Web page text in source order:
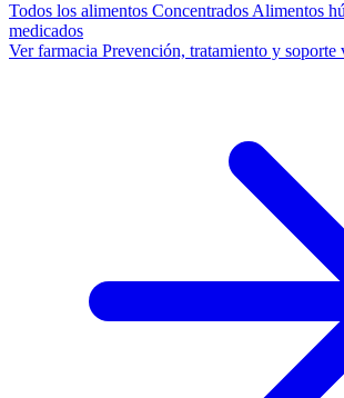
Todos los alimentos Concentrados Alimentos
medicados
Ver farmacia Prevención, tratamiento y soporte